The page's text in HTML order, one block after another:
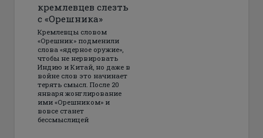
кремлевцев слезть
с «Орешника»
Кремлевцы словом
«Орешник» подменили
слова «ядерное оружие»,
чтобы не нервировать
Индию и Китай, но даже в
войне слов это начинает
терять смысл. После 20
января жонглирование
ими «Орешником» и
вовсе станет
бессмыслицей